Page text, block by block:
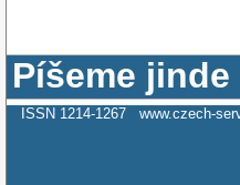
Píšeme jinde
ISSN 1214-1267 www.czech-